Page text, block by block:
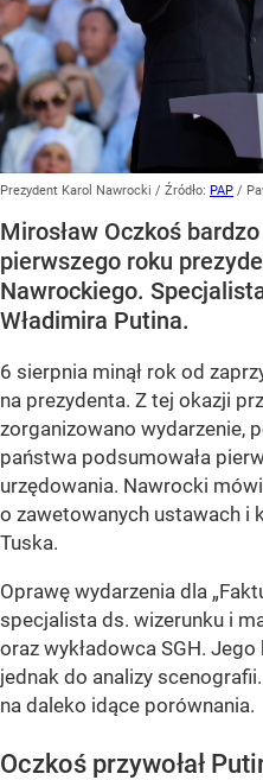
Prezydent Karol Nawrocki / Źródło: PAP /
Mirosław Oczkoś
pierwszego roku
Nawrockiego.
Władimira Putina.
6 sierpnia minął rok od
na prezydenta. Z tej okazji
zorganizowano wydarzenie,
państwa podsumowała
urzędowania. Nawrocki
o zawetowanych ustawach i
Tuska.
Oprawę wydarzenia dla
specjalista ds. wizerunku i
oraz wykładowca SGH.
jednak do analizy
na daleko idące porównania.
Oczkoś przywołał